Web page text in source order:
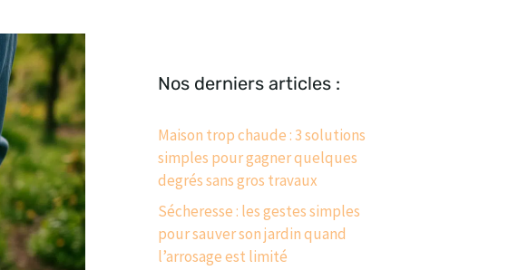
Nos derniers articles :
Maison trop chaude : 3 solutions
simples pour gagner quelques
degrés sans gros travaux
Sécheresse : les gestes simples
pour sauver son jardin quand
l’arrosage est limité